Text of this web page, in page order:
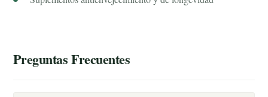
Preguntas Frecuentes